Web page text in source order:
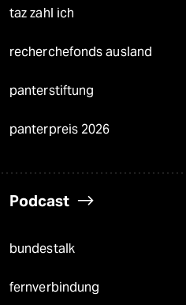
taz zahl ich
recherchefonds ausland
panterstiftung
panterpreis 2026
Podcast
bundestalk
fernverbindung